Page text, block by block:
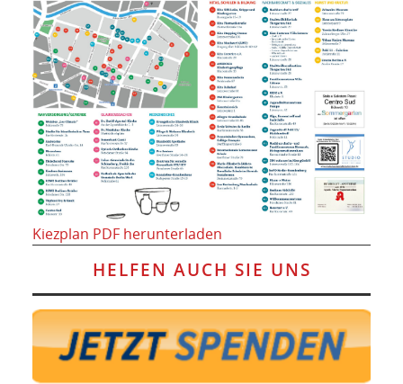
Kiezplan PDF herunterladen
HELFEN AUCH SIE UNS